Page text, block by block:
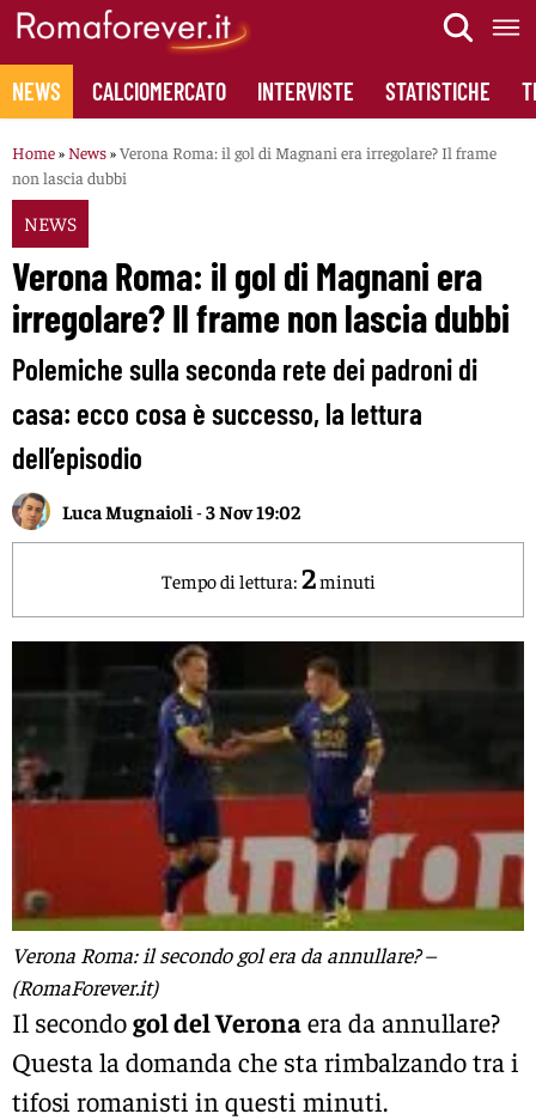
Skip
content
NEWS CALCIOMERCATO INTERVISTE STATISTICHE
Home» News»Verona Roma: il gol di Magnani era irregolare? Il frame
non lascia dubbi
NEWS
Verona Roma: il gol di Magnani era
irregolare? Il frame non lascia dubbi
Polemiche sulla seconda rete dei padroni di
casa: ecco cosa è successo, la lettura
dell’episodio
Luca Mugnaioli -3 Nov 19:02
Tempo di lettura: 2minuti
Verona Roma: il secondo gol era da annullare? –
(RomaForever.it)
Il secondogol del Veronaera da annullare?
Questa la domanda che sta rimbalzando tra i
tifosi romanisti in questi minuti.